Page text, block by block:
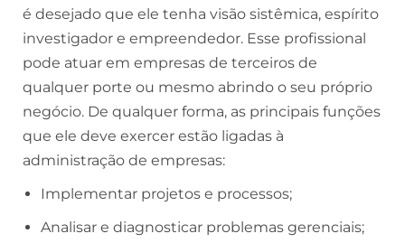
é desejado que ele tenha visão sistêmica, espírito
investigador e empreendedor. Esse profissional
pode atuar em empresas de terceiros de
qualquer porte ou mesmo abrindo o seu próprio
negócio. De qualquer forma, as principais funções
que ele deve exercer estão ligadas à
administração de empresas:
Implementar projetos e processos;
Analisar e diagnosticar problemas gerenciais;